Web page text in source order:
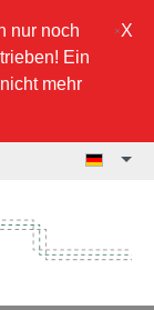
nur noch
Ein
mehr